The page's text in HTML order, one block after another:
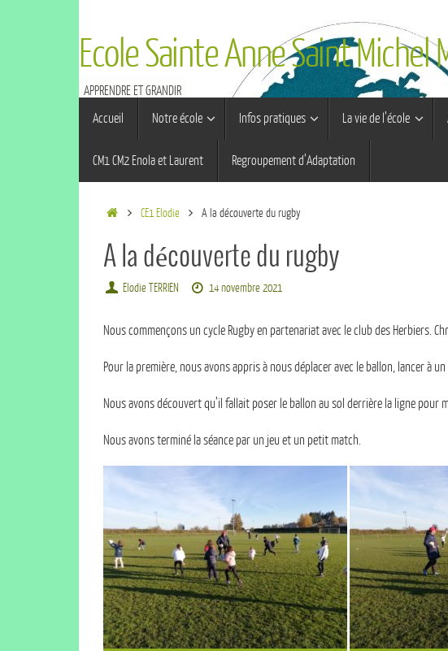
Ecole Sainte Anne Saint Michel
APPRENDRE ET GRANDIR
Accueil
Notre école Infos pratiques La vie de l’école
CM1 CM2 Enola et Laurent Regroupement d’Adaptation
CE1 Elodie A la découverte du rugby
A la découverte du rugby
Elodie TERRIEN 14 novembre 2021
Nous commençons un cycle Rugby en partenariat avec le club des Herbiers.
Pour la première, nous avons appris à nous déplacer avec le ballon, lancer à
Nous avons découvert qu’il fallait poser le ballon au sol derrière la ligne pour
Nous avons terminé la séance par un jeu et un petit match.